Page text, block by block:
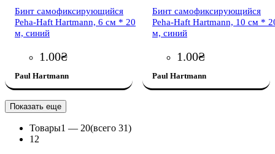
Бинт самофиксирующийся
Peha-Haft Hartmann, 6 см * 20
м, синий
1.00₴
Paul Hartmann
Бинт самофиксирующийся
Peha-Haft Hartmann, 10 см *
м, синий
1.00₴
Paul Hartmann
Показать еще
Товары1 — 20(всего 31)
1 2